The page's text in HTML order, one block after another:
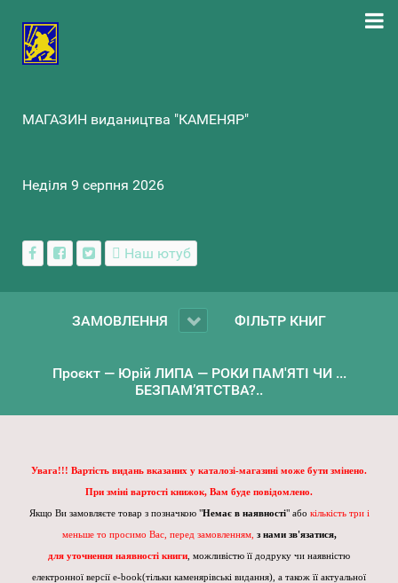
МАГАЗИН видаництва "КАМЕНЯР"
Неділя 9 серпня 2026
Наш ютуб
ЗАМОВЛЕННЯ ФІЛЬТР КНИГ
Проєкт — Юрій ЛИПА — РОКИ ПАМ'ЯТІ ЧИ ...
БЕЗПАМ’ЯТСТВА?..
Увага!!! Вартість видань вказаних у каталозі-магазині може бути змінено.
При зміні вартості книжок, Вам буде повідомлено.
Якщо Ви замовляєте товар з позначкою "Немає в наявності" або кількість три і
меньше то просимо Вас, перед замовленням, з нами зв'язатися,
для уточнення наявності книги , можливістю її додруку чи наявністю
електронної версії e-book(тільки каменярівські видання), а також її актуальної